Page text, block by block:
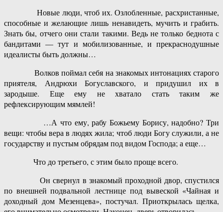
Новые люди, чтоб их. Озлобленные, расхристанные,
способные и желающие лишь ненавидеть, мучить и грабить.
Знать бы, отчего они стали такими. Ведь не только беднота с
бандитами — тут и мобилизованные, и прекраснодушные
идеалисты быть должны…
Волков поймал себя на знакомых интонациях старого
приятеля, Андрюхи Богуславского, и придушил их в
зародыше. Еще ему не хватало стать таким же
рефлексирующим мямлей!
…А что ему, рабу Божьему Борису, надобно? Три
вещи: чтобы вера в людях жила; чтоб люди Богу служили, а не
государству и пустым обрядам под видом Господа; а еще…
Что до третьего, с этим было проще всего.
Он свернул в знакомый проходной двор, спустился
по внешней подвальной лестнице под вывеской «Чайная и
доходный дом Мезенцева», постучал. Приоткрылась щелка,